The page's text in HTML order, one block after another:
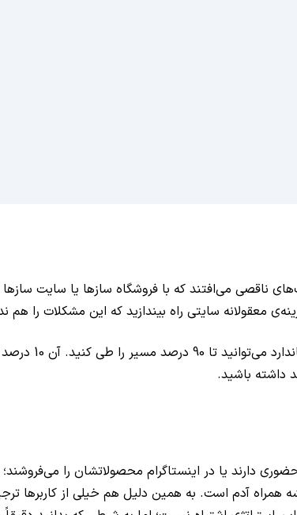
ناقصی می‌افتند که با فروشگاه‌ سازها یا سایت
سایتی راه بیندازید که این مشکلات را هم
با انتخاب یک
داشته باشید.
یا در اینستاگرام محصولاتشان را می‌فروشند؛
شکست همیشه همراه آدم است. به همین دلیل هم خیلی از